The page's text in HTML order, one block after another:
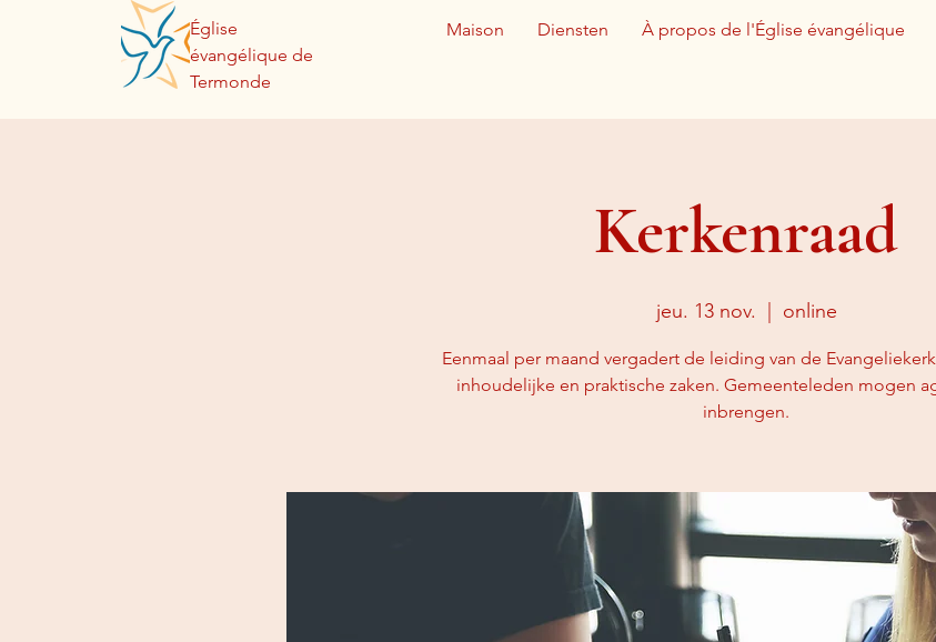
Église
évangélique de
Termonde
Maison Diensten À propos de l'Église évangélique
Kerkenraad
jeu. 13 nov. online
Eenmaal per maand vergadert de leiding van de
inhoudelijke en praktische zaken. Gemeenteleden mogen
inbrengen.